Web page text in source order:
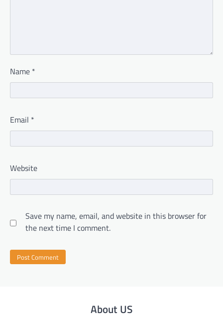
Name *
Email *
Website
Save my name, email, and website in this browser for
the next time I comment.
About US